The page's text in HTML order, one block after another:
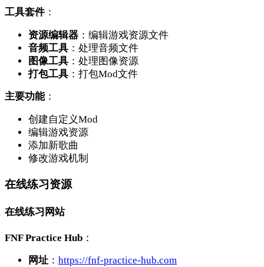
工具套件：
资源编辑器 ：编辑游戏资源文件
音频工具 ：处理音频文件
图像工具 ：处理图像资源
打包工具 ：打包Mod文件
主要功能：
创建自定义Mod
编辑游戏资源
添加新歌曲
修改游戏机制
在线练习资源
在线练习网站
FNF Practice Hub ：
网址 ： https://fnf-practice-hub.com